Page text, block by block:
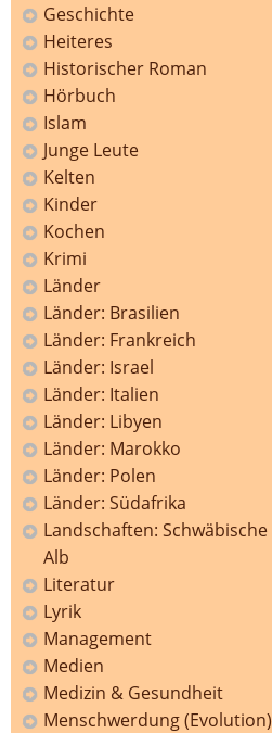
Geschichte
Heiteres
Historischer Roman
Hörbuch
Islam
Junge Leute
Kelten
Kinder
Kochen
Krimi
Länder
Länder: Brasilien
Länder: Frankreich
Länder: Israel
Länder: Italien
Länder: Libyen
Länder: Marokko
Länder: Polen
Länder: Südafrika
Landschaften: Schwäbische
Alb
Literatur
Lyrik
Management
Medien
Medizin & Gesundheit
Menschwerdung (Evolution)